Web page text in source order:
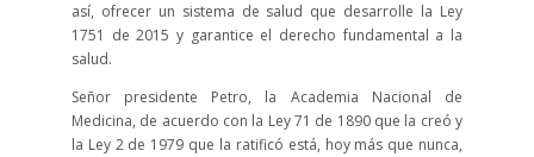
así, ofrecer un sistema de salud que desarrolle la Ley
1751 de 2015 y garantice el derecho fundamental a la
salud.
Señor presidente Petro, la Academia Nacional de
Medicina, de acuerdo con la Ley 71 de 1890 que la creó y
la Ley 2 de 1979 que la ratificó está, hoy más que nunca,